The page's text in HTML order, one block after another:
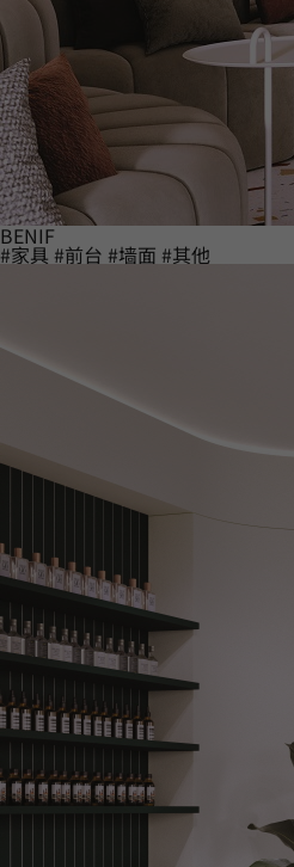
BENIF
#家具 #前台 #墙面 #其他